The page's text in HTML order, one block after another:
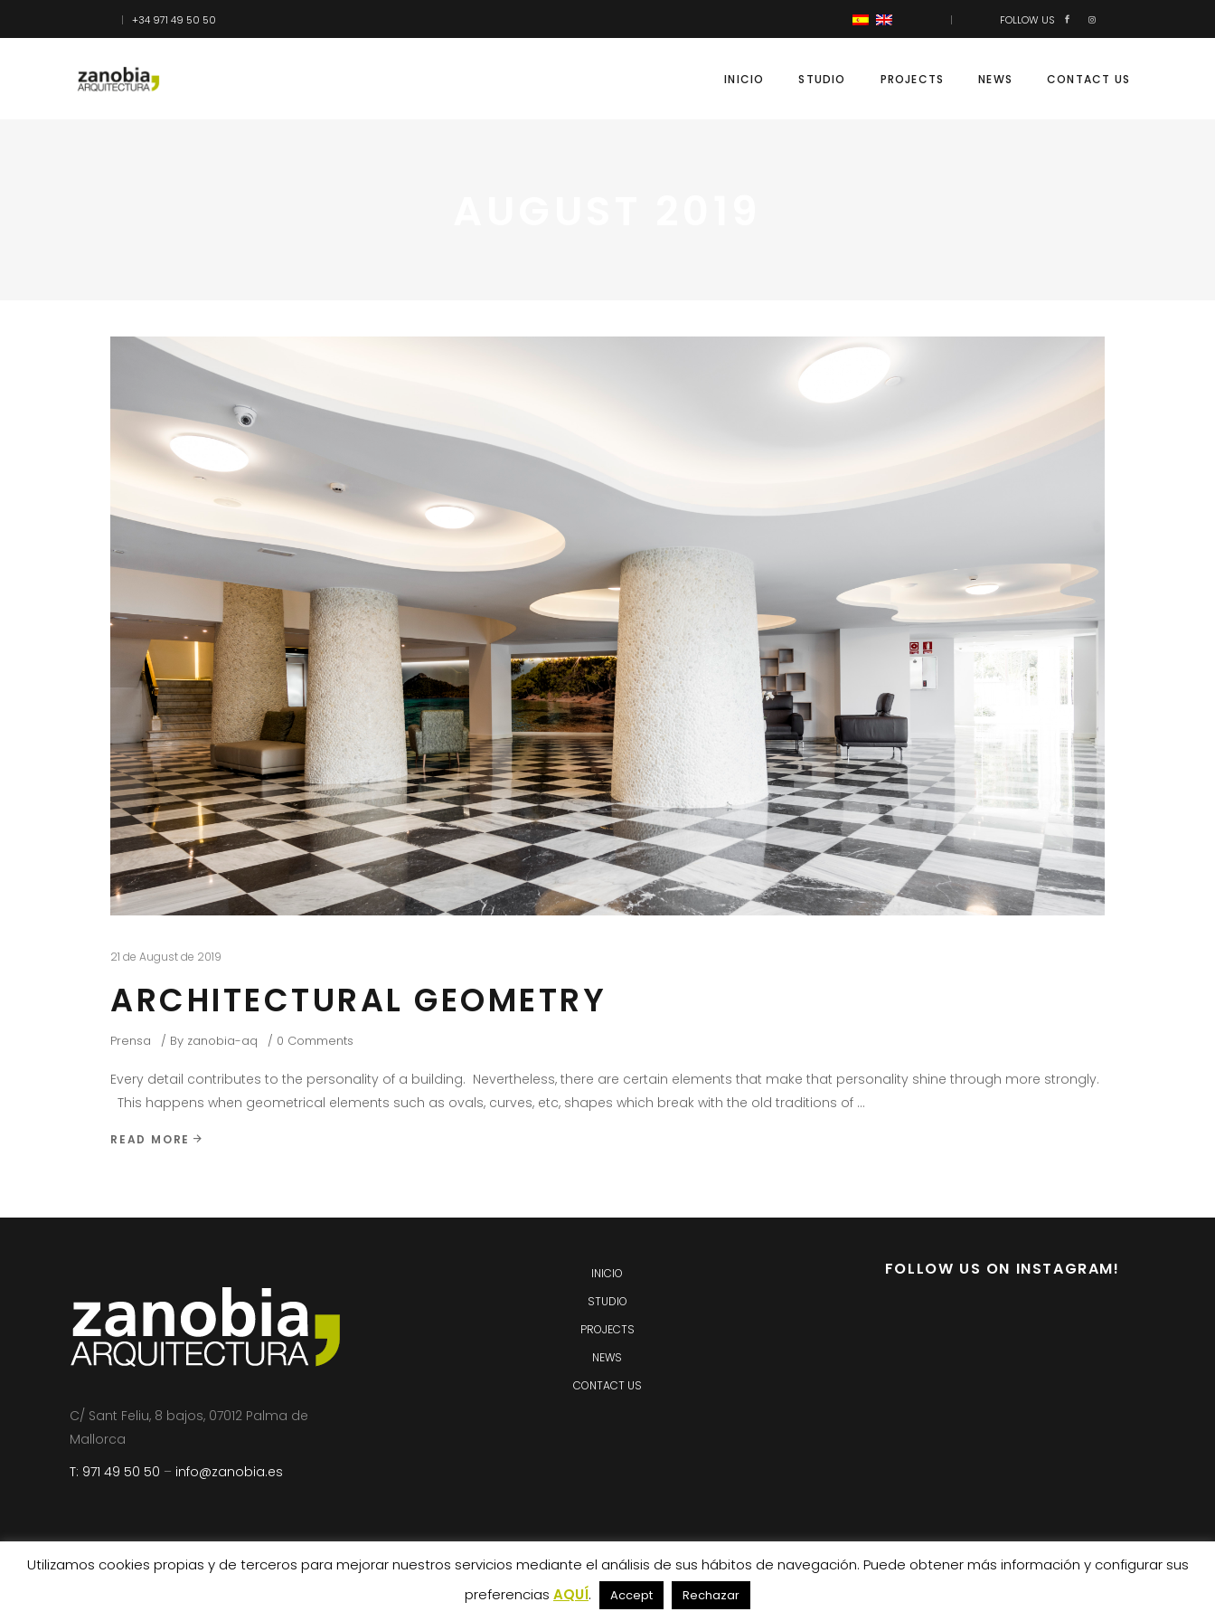
+34 971 49 50 50 FOLLOW US
INICIO STUDIO PROJECTS NEWS CONTACT US
21 de August de 2019
ARCHITECTURAL GEOMETRY
Prensa By zanobia-aq 0 Comments
Every detail contributes to the personality of a building. Nevertheless, there are certain elements that make that personality shine through more strongly.
This happens when geometrical elements such as ovals, curves, etc, shapes which break with the old traditions of
READ MORE
C/ Sant Feliu, 8 bajos, 07012 Palma de
Mallorca
T: 971 49 50 50 – info@zanobia.es
INICIO
STUDIO
PROJECTS
NEWS
CONTACT US
FOLLOW US ON INSTAGRAM!
Copyright Zanobia Arquitectura 2018 • All Rights Reserved •Aviso Legal •Política de Privacidad
Utilizamos cookies propias y de terceros para mejorar nuestros servicios mediante el análisis de sus hábitos de navegación. Puede obtener más información y configurar sus
preferencias AQUÍ. Accept Rechazar